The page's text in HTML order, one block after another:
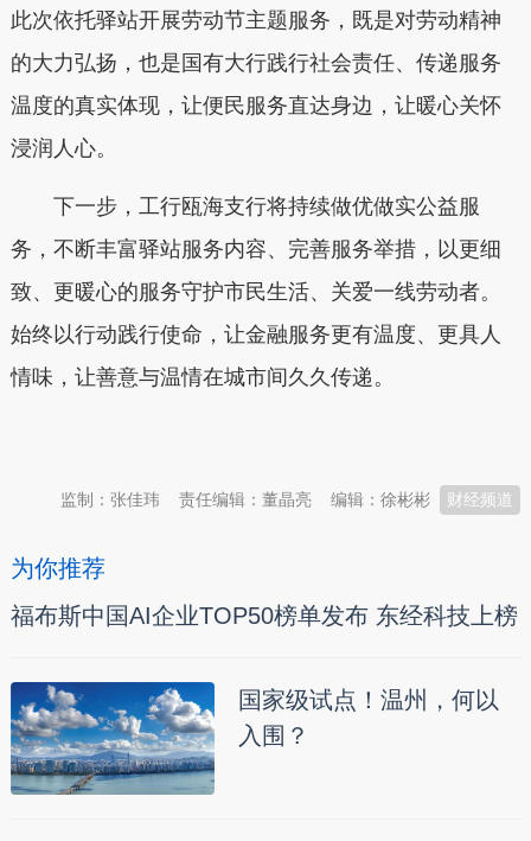
此次依托驿站开展劳动节主题服务，既是对劳动精神
的大力弘扬，也是国有大行践行社会责任、传递服务
温度的真实体现，让便民服务直达身边，让暖心关怀
浸润人心。
下一步，工行瓯海支行将持续做优做实公益服
务，不断丰富驿站服务内容、完善服务举措，以更细
致、更暖心的服务守护市民生活、关爱一线劳动者。
始终以行动践行使命，让金融服务更有温度、更具人
情味，让善意与温情在城市间久久传递。
财经频道
编辑：徐彬彬
责任编辑：董晶亮
监制：张佳玮
为你推荐
福布斯中国AI企业TOP50榜单发布 东经科技上榜
国家级试点！温州，何以
入围？